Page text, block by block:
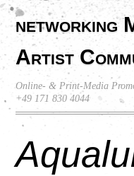
networking
Artist
Online- & Print-Media
+49 171 830 4044